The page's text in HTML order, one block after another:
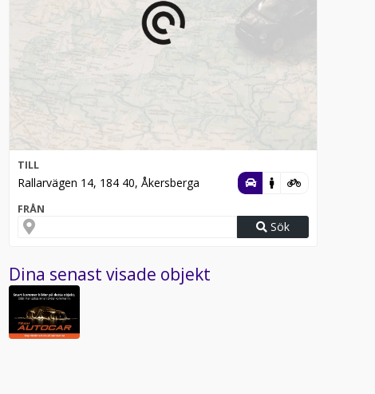
TILL
Rallarvägen 14, 184 40, Åkersberga
FRÅN
Sök
Dina senast visade objekt